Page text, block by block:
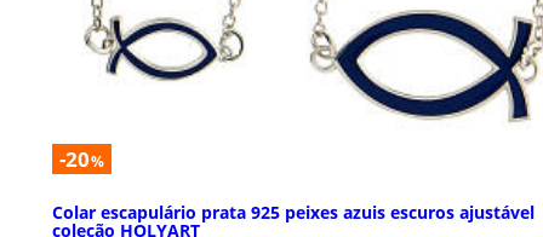
-20%
Colar escapulário prata 925 peixes azuis escuros ajustável
coleção HOLYART